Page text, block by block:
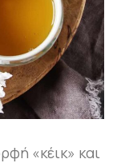
«κέικ» και